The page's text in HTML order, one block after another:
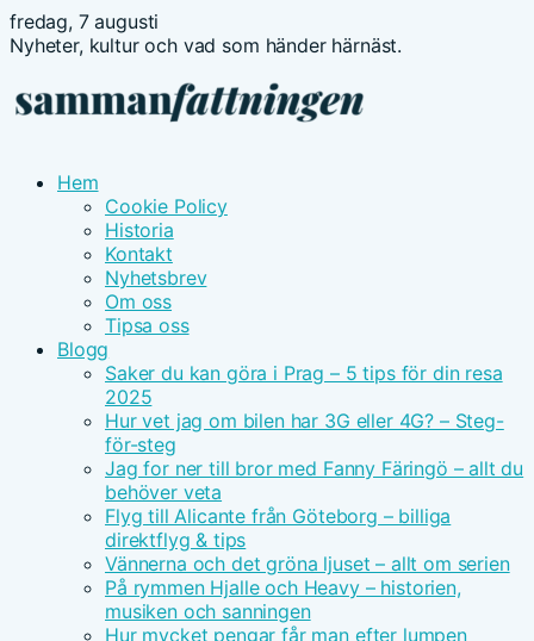
fredag, 7 augusti
Nyheter, kultur och vad som händer härnäst.
Hem
Cookie Policy
Historia
Kontakt
Nyhetsbrev
Om oss
Tipsa oss
Blogg
Saker du kan göra i Prag – 5 tips för din resa
2025
Hur vet jag om bilen har 3G eller 4G? – Steg-
för-steg
Jag for ner till bror med Fanny Färingö – allt du
behöver veta
Flyg till Alicante från Göteborg – billiga
direktflyg & tips
Vännerna och det gröna ljuset – allt om serien
På rymmen Hjalle och Heavy – historien,
musiken och sanningen
Hur mycket pengar får man efter lumpen